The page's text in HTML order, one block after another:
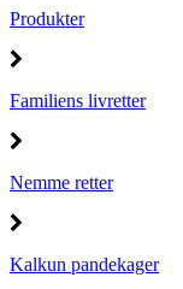
Produkter
Familiens livretter
Nemme retter
Kalkun pandekager